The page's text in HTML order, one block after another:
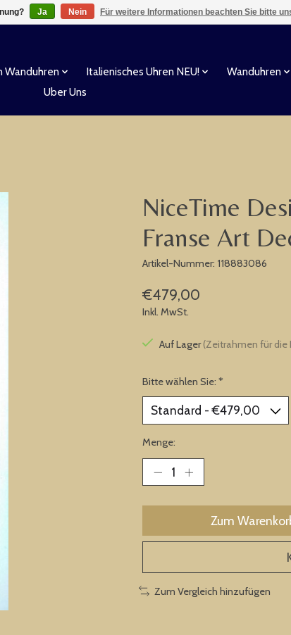
Wanduhren Italienisches Uhren NEU! Wanduhren
Uber Uns
NiceTime
Franse Art
Artikel-Nummer: 118883086
€479,00
Inkl. MwSt.
Auf Lager(Zeitrahmen für die
Bitte wählen Sie: *
Menge:
Zum
Zum Vergleich hinzufügen
Ja Nein Für weitere Informationen beachten Sie bitte